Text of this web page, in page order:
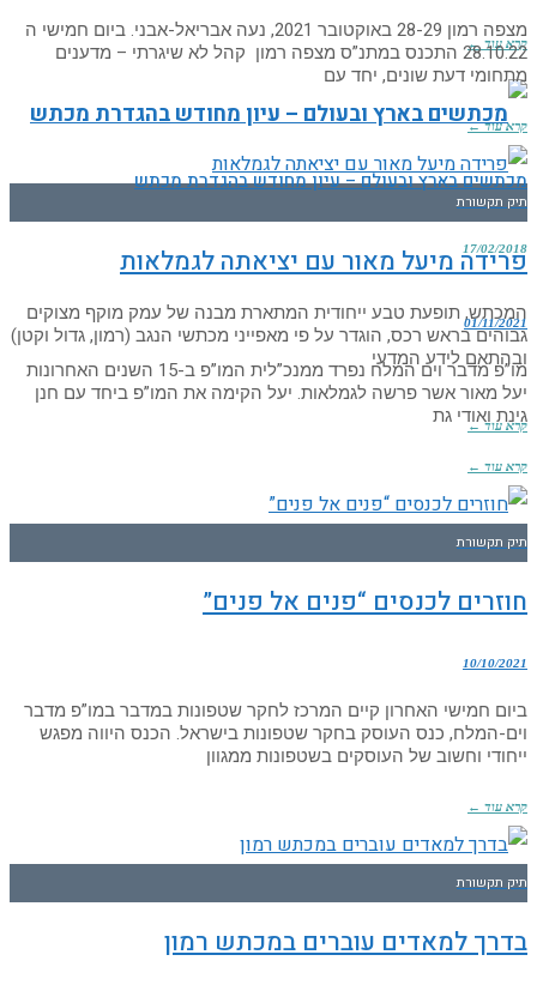
קרא עוד ←
מכתשים בארץ ובעולם – עיון מחודש בהגדרת מכתש
17/02/2018
המכתש, תופעת טבע ייחודית המתארת מבנה של עמק מוקף מצוקים
גבוהים בראש רכס, הוגדר על פי מאפייני מכתשי הנגב (רמון, גדול וקטן)
ובהתאם לידע המדעי
קרא עוד ←
מצפה רמון 28-29 באוקטובר 2021, נעה אבריאל-אבני. ביום חמישי ה
28.10.22 התכנס במתנ”ס מצפה רמון קהל לא שיגרתי – מדענים
מתחומי דעת שונים, יחד עם
קרא עוד ←
תיק תקשורת
פרידה מיעל מאור עם יציאתה לגמלאות
01/11/2021
מו”פ מדבר וים המלח נפרד ממנכ”לית המו”פ ב-15 השנים האחרונות
יעל מאור אשר פרשה לגמלאות. יעל הקימה את המו”פ ביחד עם חנן
גינת ואודי גת
קרא עוד ←
תיק תקשורת
חוזרים לכנסים “פנים אל פנים”
10/10/2021
ביום חמישי האחרון קיים המרכז לחקר שטפונות במדבר במו”פ מדבר
וים-המלח, כנס העוסק בחקר שטפונות בישראל. הכנס היווה מפגש
ייחודי וחשוב של העוסקים בשטפונות ממגוון
קרא עוד ←
תיק תקשורת
בדרך למאדים עוברים במכתש רמון